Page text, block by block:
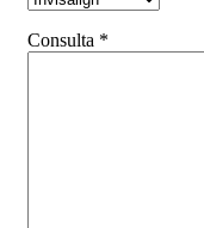
Consulta *